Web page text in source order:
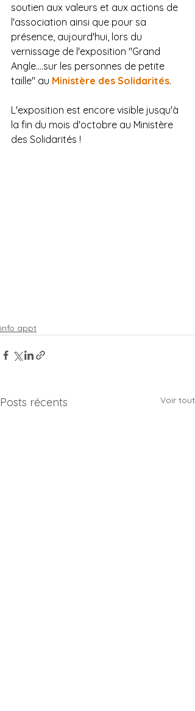
soutien aux valeurs et aux actions de
l'association ainsi que pour sa
présence, aujourd'hui, lors du
vernissage de l'exposition "Grand
Angle....sur les personnes de petite
taille" au Ministère des Solidarités.
L'exposition est encore visible jusqu'à
la fin du mois d'octobre au Ministère
des Solidarités !
info appt
Posts récents Voir tout